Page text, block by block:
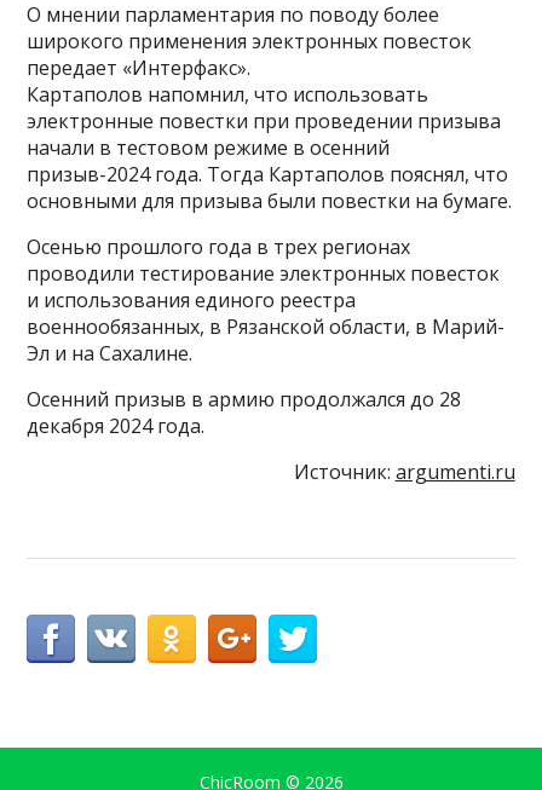
О мнении парламентария по поводу более
широкого применения электронных повесток
передает «Интерфакс».
Картаполов напомнил, что использовать
электронные повестки при проведении призыва
начали в тестовом режиме в осенний
призыв-2024 года. Тогда Картаполов пояснял, что
основными для призыва были повестки на бумаге.
Осенью прошлого года в трех регионах
проводили тестирование электронных повесток
и использования единого реестра
военнообязанных, в Рязанской области, в Марий-
Эл и на Сахалине.
Осенний призыв в армию продолжался до 28
декабря 2024 года.
Источник: argumenti.ru
ChicRoom © 2026